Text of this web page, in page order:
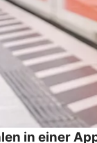
in einer